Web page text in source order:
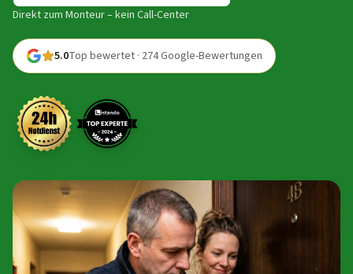
Direkt zum Monteur – kein Call-Center
5.0Top bewertet · 274 Google-Bewertungen